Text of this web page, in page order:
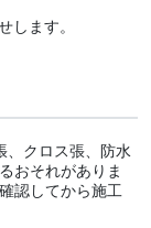
ます。
、クロス張、防水
おそれがありま
認してから施工